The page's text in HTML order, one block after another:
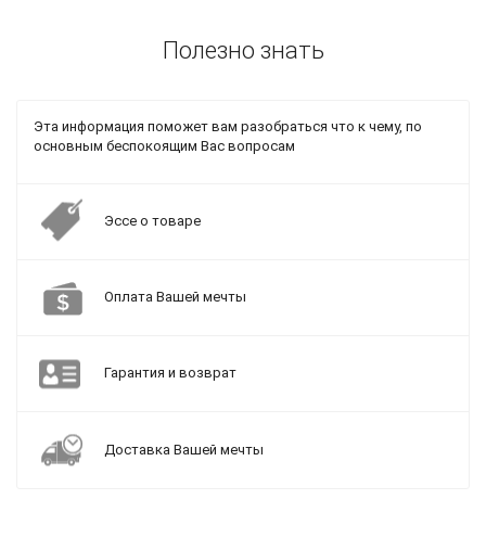
Полезно знать
Эта информация поможет вам разобраться что к чему, по
основным беспокоящим Вас вопросам
Эссе о товаре
Оплата Вашей мечты
Гарантия и возврат
Доставка Вашей мечты